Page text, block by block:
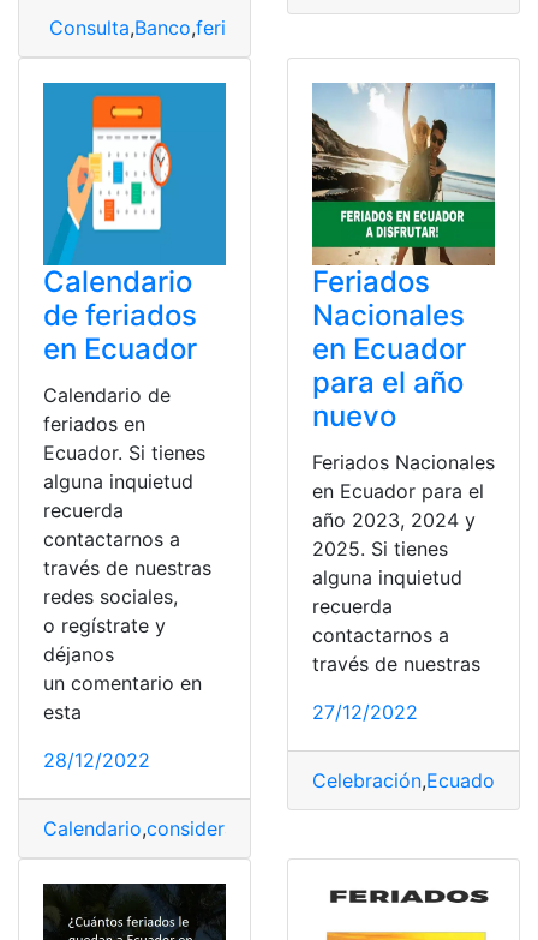
Consulta,Banco,feriados
Calendario
de feriados
en Ecuador
Calendario de
feriados en
Ecuador. Si tienes
alguna inquietud
recuerda
contactarnos a
través de nuestras
redes sociales,
o regístrate y
déjanos
un comentario en
esta
28/12/2022
Calendario,considerados
Feriados
Nacionales
en Ecuador
para el año
nuevo
Feriados Nacionales
en Ecuador para el
año 2023, 2024 y
2025. Si tienes
alguna inquietud
recuerda
contactarnos a
través de nuestras
27/12/2022
Celebración,Ecuador